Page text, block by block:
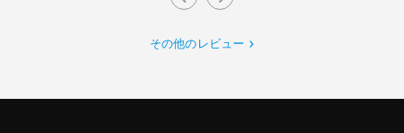
その他のレビュー